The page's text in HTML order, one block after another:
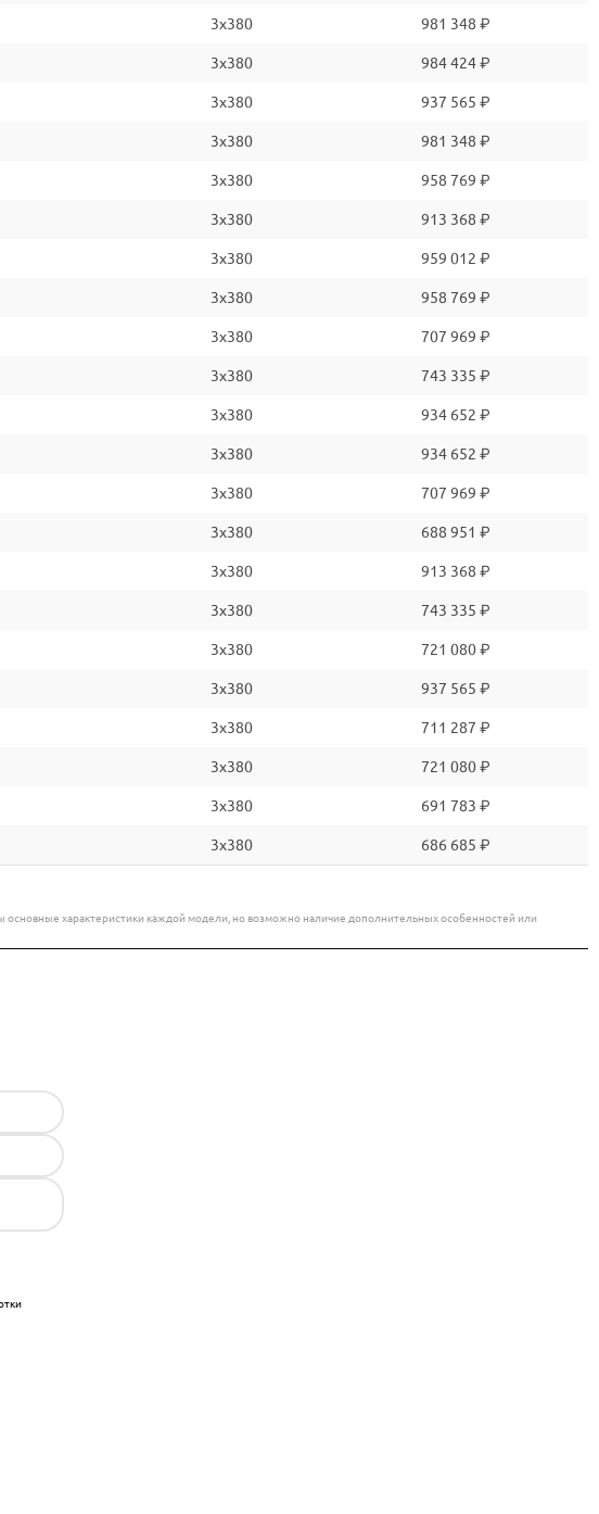
3x380 981 348 ₽
3x380 984 424 ₽
3x380 937 565 ₽
3x380 981 348 ₽
3x380 958 769 ₽
3x380 913 368 ₽
3x380 959 012 ₽
3x380 958 769 ₽
3x380 707 969 ₽
3x380 743 335 ₽
3x380 934 652 ₽
3x380 934 652 ₽
3x380 707 969 ₽
3x380 688 951 ₽
3x380 913 368 ₽
3x380 743 335 ₽
3x380 721 080 ₽
3x380 937 565 ₽
3x380 711 287 ₽
3x380 721 080 ₽
3x380 691 783 ₽
3x380 686 685 ₽
характеристики каждой модели, но возможно наличие дополнительных особенностей или